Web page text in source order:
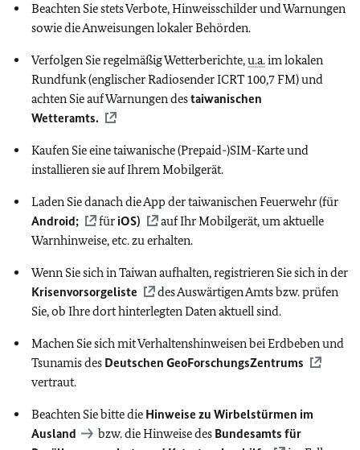
Beachten Sie stets Verbote, Hinweisschilder und Warnungen
sowie die Anweisungen lokaler Behörden.
Verfolgen Sie regelmäßig Wetterberichte,u.a.im lokalen
Rundfunk (englischer Radiosender ICRT 100,7 FM) und
achten Sie auf Warnungen destaiwanischen
Wetteramts.
Kaufen Sie eine taiwanische (Prepaid-)SIM-Karte und
installieren sie auf Ihrem Mobilgerät.
Laden Sie danach die App der taiwanischen Feuerwehr (für
Android;
für iOS)
auf Ihr Mobilgerät, um aktuelle
Warnhinweise, etc. zu erhalten.
Wenn Sie sich in Taiwan aufhalten, registrieren Sie sich in der
Krisenvorsorgeliste
des Auswärtigen Amts bzw. prüfen
Sie, ob Ihre dort hinterlegten Daten aktuell sind.
Machen Sie sich mit Verhaltenshinweisen bei Erdbeben und
Tsunamis des Deutschen GeoForschungsZentrums
vertraut.
Beachten Sie bitte die Hinweise zu Wirbelstürmen im
Ausland
bzw. die Hinweise des Bundesamts für